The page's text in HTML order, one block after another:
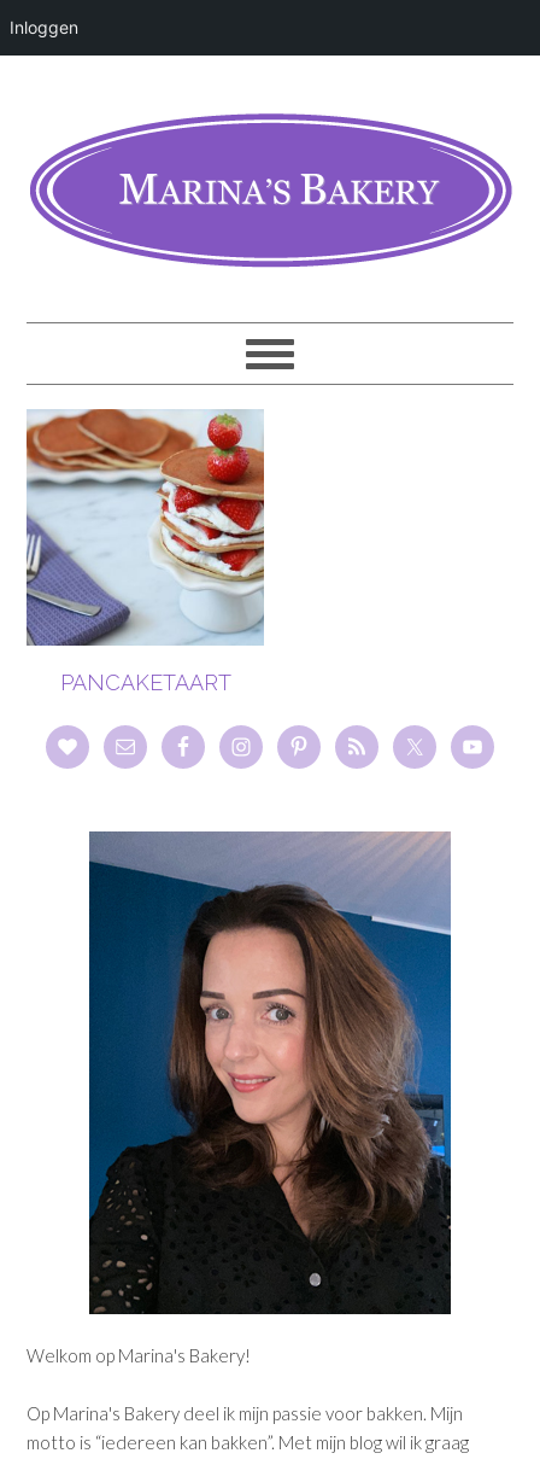
Inloggen
PANCAKETAART
Welkom op Marina's Bakery!
Op Marina's Bakery deel ik mijn passie voor bakken. Mijn
motto is “iedereen kan bakken”. Met mijn blog wil ik graag